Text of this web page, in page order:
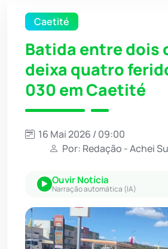
Caetité
Batida entre dois
deixa quatro
030 em Caetité
16 Mai 2026 / 09:00
Por: Redação - Achei
Ouvir Notícia
Narração automática (IA)